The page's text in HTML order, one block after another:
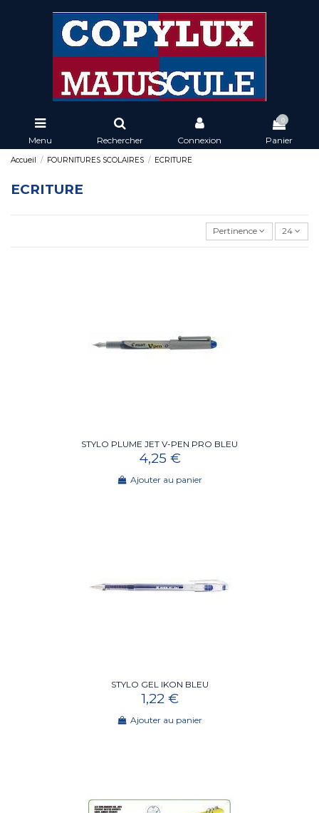
Menu Rechercher Connexion
0
Panier
Accueil FOURNITURES SCOLAIRES ECRITURE
ECRITURE
Pertinence 24
STYLO PLUME JET V-PEN PRO BLEU
4,25 €
Ajouter au panier
STYLO GEL IKON BLEU
1,22 €
Ajouter au panier